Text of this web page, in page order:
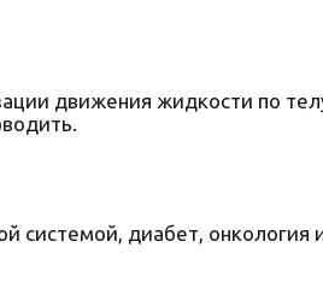
движения жидкости по
системой, диабет, онкология